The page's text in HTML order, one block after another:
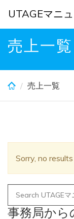
Skip
売上一覧
売上一覧
Sorry, no
Search
for:
事務局から
UTAGEマニ